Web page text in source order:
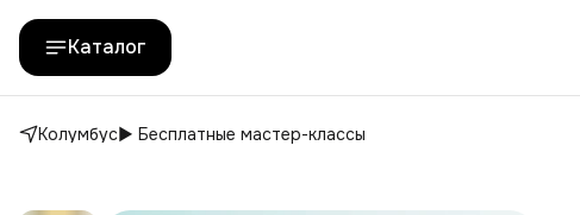
Каталог
Колумбус▶️ Бесплатные мастер-классы